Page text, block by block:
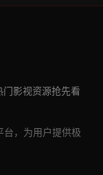
影视资源抢先看
，为用户提供极